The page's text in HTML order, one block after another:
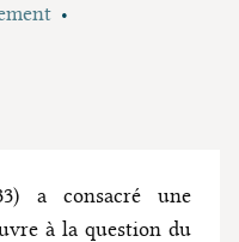
a consacré une
à la question du